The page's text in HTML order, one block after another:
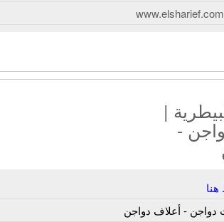
www.elsharief.com
|
-
دواجن - أعلاف دواجن